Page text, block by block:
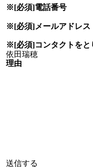
※[必須]電話番号
※[必須]メールアドレス
※[必須]コンタクトをと
理由